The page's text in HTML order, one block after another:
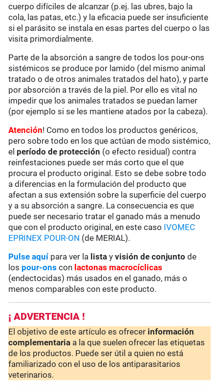
cuerpo difíciles de alcanzar (p.ej. las ubres, bajo la
cola, las patas, etc.) y la eficacia puede ser insuficiente
si el parásito se instala en esas partes del cuerpo o las
visita primordialmente.
Parte de la absorción a sangre de todos los pour-ons
sistémicos se produce por lamido (del mismo animal
tratado o de otros animales tratados del hato), y parte
por absorción a través de la piel. Por ello es vital no
impedir que los animales tratados se puedan lamer
(por ejemplo si se les mantiene atados por la cabeza).
Atención! Como en todos los productos genéricos,
pero sobre todo en los que actúan de modo sistémico,
el período de protección (o efecto residual) contra
reinfestaciones puede ser más corto que el que
procura el producto original. Esto se debe sobre todo
a diferencias en la formulación del producto que
afectan a sus extensión sobre la superficie del cuerpo
y a su absorción a sangre. La consecuencia es que
puede ser necesario tratar el ganado más a menudo
que con el producto original, en este caso IVOMEC
EPRINEX POUR-ON (de MERIAL).
Pulse aquí para ver la lista yvisión de conjunto de
los pour-ons con lactonas macrocíclicas
(endectocidas) más usados en el ganado, más o
menos comparables con este producto.
¡ ADVERTENCIA !
El objetivo de este artículo es ofrecer información
complementaria a la que suelen ofrecer las etiquetas
de los productos. Puede ser útil a quien no está
familiarizado con el uso de los antiparasitarios
veterinarios.